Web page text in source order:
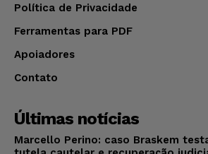
Política de Privacidade
Ferramentas para PDF
Apoiadores
Contato
Últimas notícias
Marcello Perino: caso Braskem